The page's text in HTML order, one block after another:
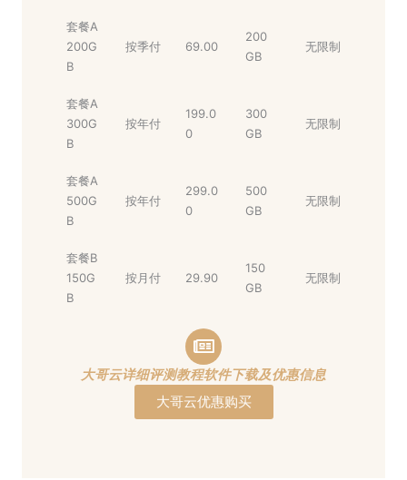
套餐A
200G
B
按季付 69.00
200
GB
无限制
套餐A
300G
B
按年付
199.0
0
300
GB
无限制
套餐A
500G
B
按年付
299.0
0
500
GB
无限制
套餐B
150G
B
按月付 29.90
150
GB
无限制
大哥云详细评测教程软件下载及优惠信息
大哥云优惠购买